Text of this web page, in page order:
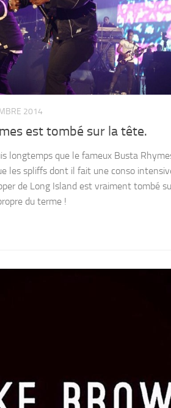
2014
est tombé sur la tête.
longtemps que le fameux Busta
les spliffs dont il fait une conso
de Long Island est vraiment tombé
du terme !